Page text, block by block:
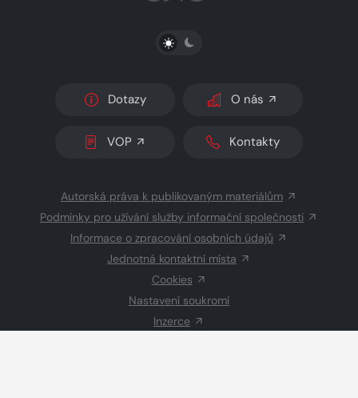
PŘEPNOUT SVĚTLÝ/TMAVÝ REŽIM
Dotazy O nás
VOP Kontakty
Autorská práva k publikovaným materiálům
Podmínky pro užívání služby informační společnosti
Informace o zpracování osobních údajů
Jednotná kontaktní místa
Cookies
Nastavení soukromí
Inzerce